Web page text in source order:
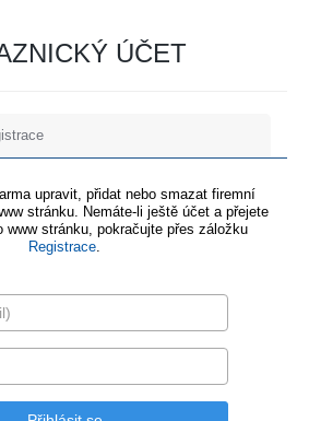
ÚČET
upravit, přidat nebo smazat firemní
stránku. Nemáte-li ještě účet a přejete
www stránku, pokračujte přes záložku
Registrace.